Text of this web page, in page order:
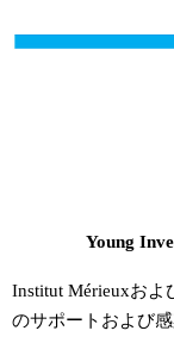
Young
Institut Mérieuxお
のサポートおよび